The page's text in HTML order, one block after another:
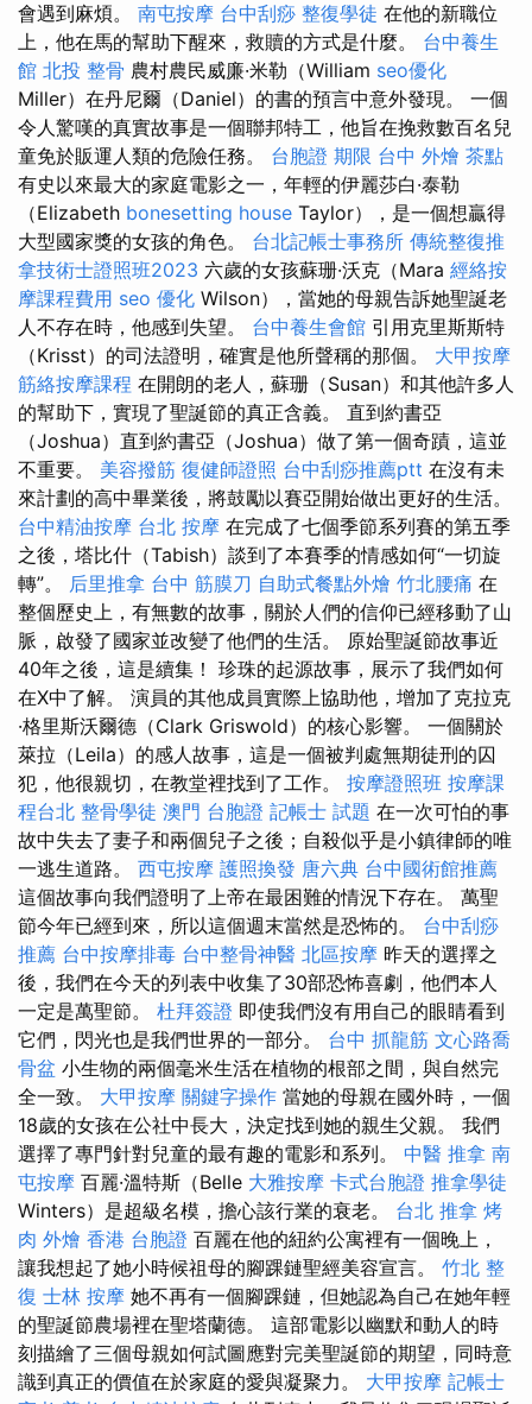
會遇到麻煩。 南屯按摩 台中刮痧 整復學徒 在他的新職位
上，他在馬的幫助下醒來，救贖的方式是什麼。 台中養生
館 北投 整骨 農村農民威廉·米勒（William seo優化
Miller）在丹尼爾（Daniel）的書的預言中意外發現。 一個
令人驚嘆的真實故事是一個聯邦特工，他旨在挽救數百名兒
童免於販運人類的危險任務。 台胞證 期限 台中 外燴 茶點
有史以來最大的家庭電影之一，年輕的伊麗莎白·泰勒
（Elizabeth bonesetting house Taylor），是一個想贏得
大型國家獎的女孩的角色。 台北記帳士事務所 傳統整復推
拿技術士證照班2023 六歲的女孩蘇珊·沃克（Mara 經絡按
摩課程費用 seo 優化 Wilson），當她的母親告訴她聖誕老
人不存在時，他感到失望。 台中養生會館 引用克里斯斯特
（Krisst）的司法證明，確實是他所聲稱的那個。 大甲按摩
筋絡按摩課程 在開朗的老人，蘇珊（Susan）和其他許多人
的幫助下，實現了聖誕節的真正含義。 直到約書亞
（Joshua）直到約書亞（Joshua）做了第一個奇蹟，這並
不重要。 美容撥筋 復健師證照 台中刮痧推薦ptt 在沒有未
來計劃的高中畢業後，將鼓勵以賽亞開始做出更好的生活。
台中精油按摩 台北 按摩 在完成了七個季節系列賽的第五季
之後，塔比什（Tabish）談到了本賽季的情感如何“一切旋
轉”。 后里推拿 台中 筋膜刀 自助式餐點外燴 竹北腰痛 在
整個歷史上，有無數的故事，關於人們的信仰已經移動了山
脈，啟發了國家並改變了他們的生活。 原始聖誕節故事近
40年之後，這是續集！ 珍珠的起源故事，展示了我們如何
在X中了解。 演員的其他成員實際上協助他，增加了克拉克
·格里斯沃爾德（Clark Griswold）的核心影響。 一個關於
萊拉（Leila）的感人故事，這是一個被判處無期徒刑的囚
犯，他很親切，在教堂裡找到了工作。 按摩證照班 按摩課
程台北 整骨學徒 澳門 台胞證 記帳士 試題 在一次可怕的事
故中失去了妻子和兩個兒子之後；自殺似乎是小鎮律師的唯
一逃生道路。 西屯按摩 護照換發 唐六典 台中國術館推薦
這個故事向我們證明了上帝在最困難的情況下存在。 萬聖
節今年已經到來，所以這個週末當然是恐怖的。 台中刮痧
推薦 台中按摩排毒 台中整骨神醫 北區按摩 昨天的選擇之
後，我們在今天的列表中收集了30部恐怖喜劇，他們本人
一定是萬聖節。 杜拜簽證 即使我們沒有用自己的眼睛看到
它們，閃光也是我們世界的一部分。 台中 抓龍筋 文心路喬
骨盆 小生物的兩個毫米生活在植物的根部之間，與自然完
全一致。 大甲按摩 關鍵字操作 當她的母親在國外時，一個
18歲的女孩在公社中長大，決定找到她的親生父親。 我們
選擇了專門針對兒童的最有趣的電影和系列。 中醫 推拿 南
屯按摩 百麗·溫特斯（Belle 大雅按摩 卡式台胞證 推拿學徒
Winters）是超級名模，擔心該行業的衰老。 台北 推拿 烤
肉 外燴 香港 台胞證 百麗在他的紐約公寓裡有一個晚上，
讓我想起了她小時候祖母的腳踝鏈聖經美容宣言。 竹北 整
復 士林 按摩 她不再有一個腳踝鏈，但她認為自己在她年輕
的聖誕節農場裡在聖塔蘭德。 這部電影以幽默和動人的時
刻描繪了三個母親如何試圖應對完美聖誕節的期望，同時意
識到真正的價值在於家庭的愛與凝聚力。 大甲按摩 記帳士